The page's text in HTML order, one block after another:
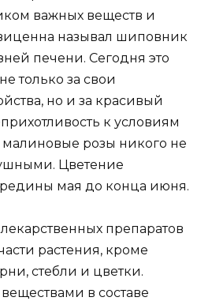
важных веществ и
называл шиповник
печени. Сегодня это
только за свои
но и за красивый
к условиям
розы никого не
Цветение
мая до конца июня.
препаратов
растения, кроме
стебли и цветки.
в составе